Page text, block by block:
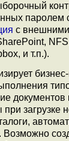
паролем
с
и т.п.).
документов
загрузке
Возможно